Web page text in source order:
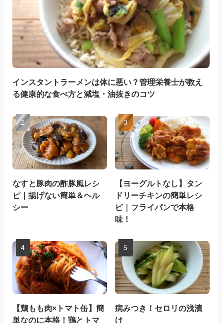
インスタントラーメンは体に悪い？管理栄養士が教え
る健康的な食べ方と減塩・油抜きのコツ
なすと豚肉の酢豚風レシ
ピ｜揚げない簡単＆ヘル
シー
【ヨーグルトなし】タン
ドリーチキンの簡単レシ
ピ｜フライパンで本格
味！
【鶏もも肉×トマト缶】簡
単なのに本格！鶏とトマ
病みつき！セロリの浅漬
け